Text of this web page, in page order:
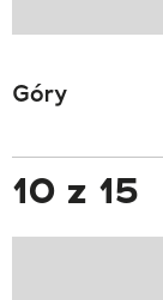
Góry
10 z 15